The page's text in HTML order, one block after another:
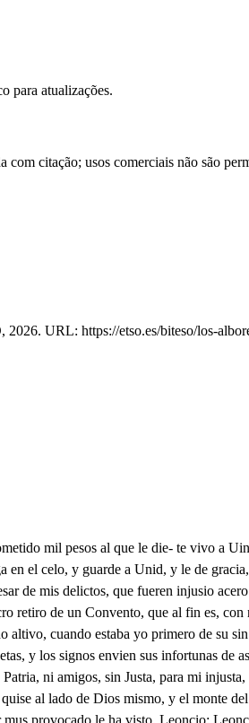
para atualizações.
citação; usos comerciais não são
2026. URL: https://etso.es/biteso/los-
deseo, sola una cosa te pido, concederasmesa? número debeneficios como ha de poder negarse quien tantas peces cauttivs se halla a tus pies? fácil es: y no tan mío, como tuyo el bien que intentos no te resuelvas activo a emprender cosa que importe sin con sultarla conmigo, que yo acudire frecuente al consejo, y al aviso. desde luego. de ti me harás este gusto, y el cielo te guarde, amigo. Dar de la ajena desgracia Maleta amigo. Ma. Sane Dios que me ha pesado, No me digas más, Mal, Pues que! ya lo saves? Sí para ejemplo nunca visto de pechos que liberales hacen su nombre divino. un pésame reverendo es el punto más horrendo que tiene la Aristocracia. Que por ajenos enfados ayan de llorar mis ojos cuando tan libres de enojos Y no estas más triste que eso? no lloran por sus pecados! Y que sobre hacer la buz aunque sea por Agosto dizque he de enfardar mi rostro enbayetas y capuz! Quién pudo este bando echar tan cruel, tan lamentable sino es algún miserable, que tiene don de llorar? Leon. Estos golpes de fortuna Pero pues ello ha de ser, y allí Leoncio me espera, válgame aquí la mollera llorona de una mujer. Leoncios he; he, he, o qué leyes de criado! ylo que yo lo he sentido. Murio. no hagas de tú se más trucha. que al fin como mala nueva el viento se dejo atras. que muño mi Padre se, que mi lusta es monja, y que me busca el Virrey a mí. Qué buena filosofía! No es Pues qué vendrá a ser? Necesidad. Ma. Es verdad, No tan grande, que pormodo Qué? doblones? No se más, piden sin dida ninguna valor, entereza, y peso. Pues si colérico el hado acomete, siempre es bueno que un pecho quieto, y sereno le reciba reportado. Fuera de que al corazón, si un grave dolor le oprime, todo lo que menos gime es de más reputacón: porque sufrido en efecto dentro del alma el rigor, no degenere el valor en la falta de secreto. Y siendo